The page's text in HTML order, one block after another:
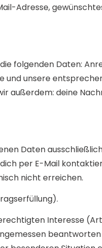
Adresse,
folgenden Daten:
und unsere
außerdem: deine
Daten
per E-Mail
nicht erreichen.
Interesse (Art.